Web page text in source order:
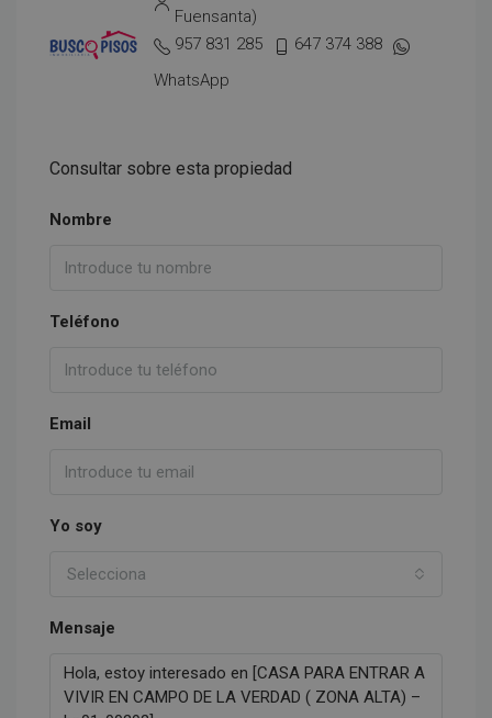
Fuensanta)
957 831 285
647 374 388
WhatsApp
Consultar sobre esta propiedad
Nombre
Teléfono
Email
Yo soy
Selecciona
Mensaje